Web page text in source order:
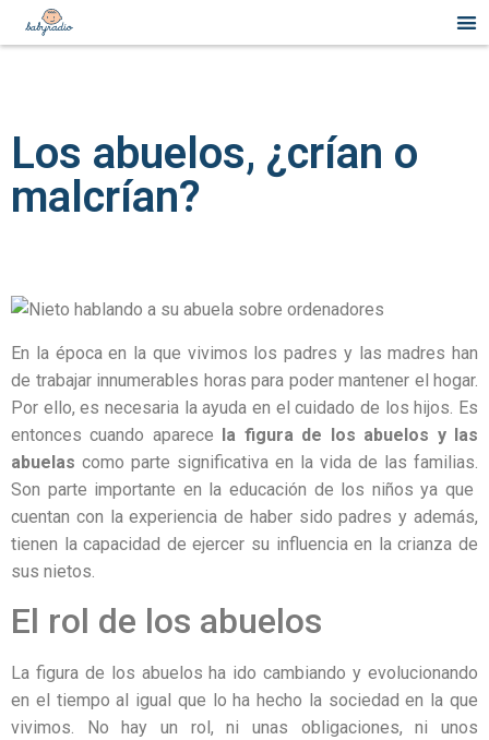
Los abuelos, ¿crían o
malcrían?
En la época en la que vivimos los padres y las madres han
de trabajar innumerables horas para poder mantener el hogar.
Por ello, es necesaria la ayuda en el cuidado de los hijos. Es
entonces cuando aparece la figura de los abuelos y las
abuelas como parte significativa en la vida de las familias.
Son parte importante en la educación de los niños ya que
cuentan con la experiencia de haber sido padres y además,
tienen la capacidad de ejercer su influencia en la crianza de
sus nietos.
El rol de los abuelos
La figura de los abuelos ha ido cambiando y evolucionando
en el tiempo al igual que lo ha hecho la sociedad en la que
vivimos. No hay un rol, ni unas obligaciones, ni unos